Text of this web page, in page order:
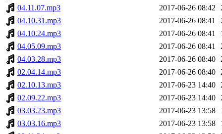
04.11.07.mp3
2017-06-26 08:42
04.10.31.mp3
2017-06-26 08:41
04.10.24.mp3
2017-06-26 08:41
04.05.09.mp3
2017-06-26 08:41
04.03.28.mp3
2017-06-26 08:40
02.04.14.mp3
2017-06-26 08:40
02.10.13.mp3
2017-06-23 14:40
02.09.22.mp3
2017-06-23 14:40
03.03.23.mp3
2017-06-23 13:58
03.03.16.mp3
2017-06-23 13:58